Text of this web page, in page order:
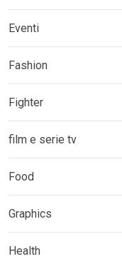
Eventi
Fashion
Fighter
film e serie tv
Food
Graphics
Health